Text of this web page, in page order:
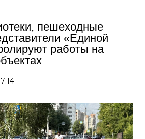
пешеходные
«Единой
работы на